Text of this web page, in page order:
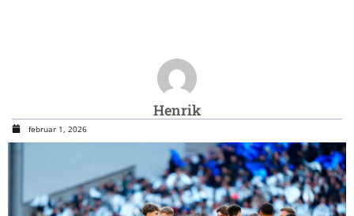
Henrik
februar 1, 2026